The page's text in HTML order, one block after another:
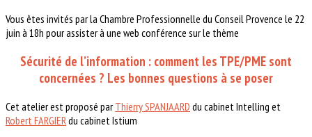
Vous êtes invités par la Chambre Professionnelle du Conseil Provence le 22
juin à 18h pour assister à une web conférence sur le thème
Sécurité de l’information : comment les TPE/PME sont
concernées ? Les bonnes questions à se poser
Cet atelier est proposé parThierry SPANJAARD du cabinet Intelling et
Robert FARGIER du cabinet Istium